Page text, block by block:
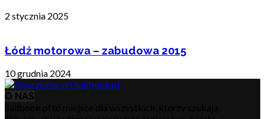
2 stycznia 2025
Łódź motorowa – zabudowa 2015
10 grudnia 2024
O NAS